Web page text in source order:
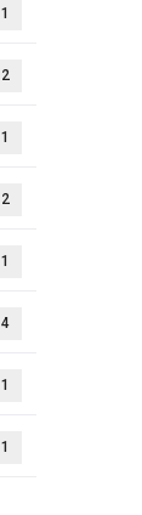
1
2
1
2
1
4
1
1